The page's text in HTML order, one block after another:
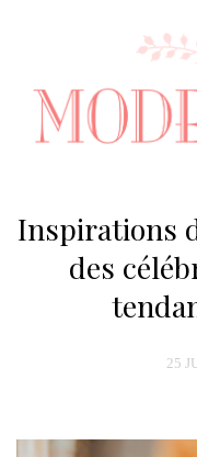
a
v
Inspirations
des
25